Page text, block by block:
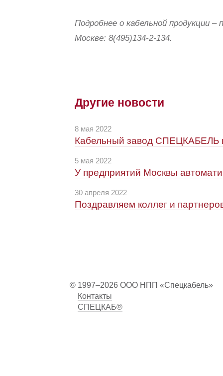
Подробнее о кабельной продукции
Москве: 8(495)134-2-134.
Другие новости
8 мая 2022
Кабельный завод СПЕЦКАБЕЛЬ
5 мая 2022
У предприятий Москвы
30 апреля 2022
Поздравляем коллег и
© 1997–2026 ООО НПП «Спецкабель»
Контакты
СПЕЦКАБ®